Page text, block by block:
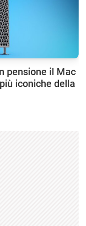
pensione il Mac
iconiche della